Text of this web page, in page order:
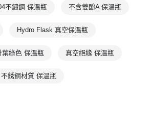
不鏽鋼 保溫瓶 不含雙酚A 保溫瓶
Hydro Flask 真空保溫瓶
葉綠色 保溫瓶 真空絕緣 保溫瓶
不銹鋼材質 保溫瓶